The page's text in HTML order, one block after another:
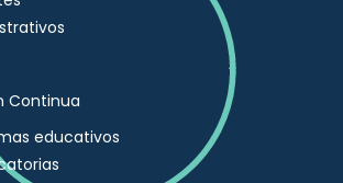
Continua
educativos